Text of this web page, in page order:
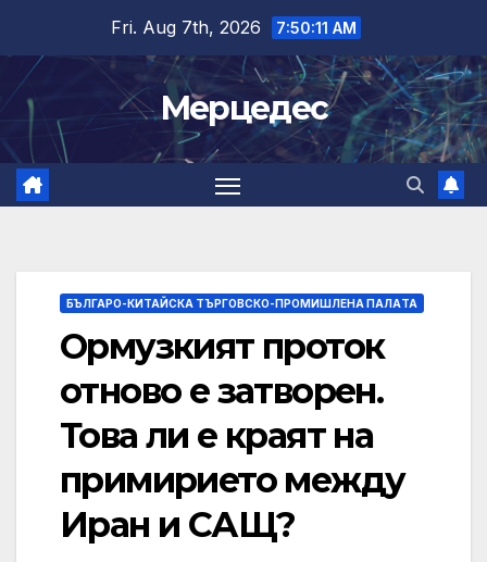
content
Fri. Aug 7th, 2026 7:50:12 AM
Мерцедес
БЪЛГАРО-КИТАЙСКА ТЪРГОВСКО-ПРОМИШЛЕНА ПАЛAТА
Ормузкият проток
отново е затворен.
Това ли е краят на
примирието между
Иран и САЩ?